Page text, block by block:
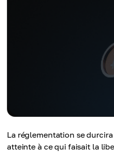
La réglementation se
atteinte à ce qui faisait la